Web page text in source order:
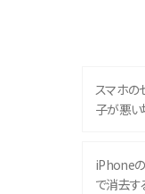
スマホの
子が悪
iPhone
で消去